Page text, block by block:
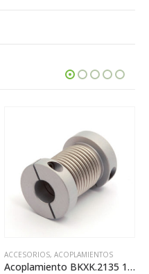
ACCESORIOS, ACOPLAMIENTOS
Acoplamiento BKXK.2135 10/10